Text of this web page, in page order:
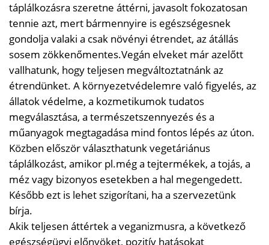
táplálkozásra szeretne áttérni, javasolt fokozatosan
tennie azt, mert bármennyire is egészségesnek
gondolja valaki a csak növényi étrendet, az átállás
sosem zökkenőmentes.Vegán elveket már azelőtt
vallhatunk, hogy teljesen megváltoztatnánk az
étrendünket. A környezetvédelemre való figyelés, az
állatok védelme, a kozmetikumok tudatos
megválasztása, a természetszennyezés és a
műanyagok megtagadása mind fontos lépés az úton.
Közben először választhatunk vegetáriánus
táplálkozást, amikor pl.még a tejtermékek, a tojás, a
méz vagy bizonyos esetekben a hal megengedett.
Később ezt is lehet szigorítani, ha a szervezetünk
bírja.
Akik teljesen áttértek a veganizmusra, a következő
egészségügyi előnyöket, pozitív hatásokat